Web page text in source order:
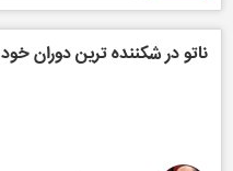
ناتو در شکننده ترین دوران خود